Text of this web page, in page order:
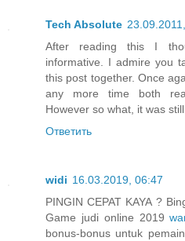
Tech Absolute
After reading this I
informative. I admire you
this post together. Once
any more time both
However so what, it was
Ответить
widi 16.03.2019, 06:47
PINGIN CEPAT KAYA ?
Game judi online 2019
bonus-bonus untuk